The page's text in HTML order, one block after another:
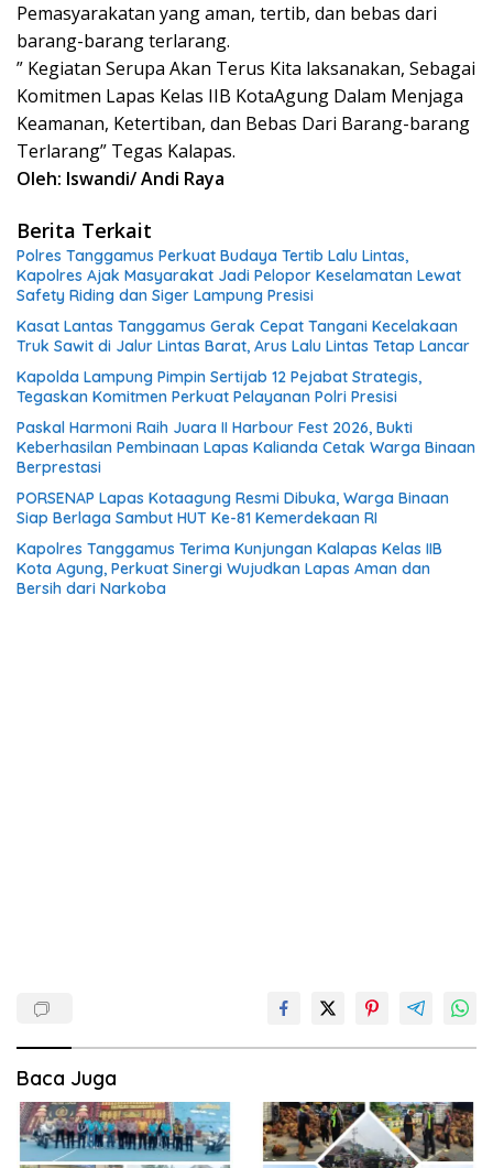
Pemasyarakatan yang aman, tertib, dan bebas dari
barang-barang terlarang.
” Kegiatan Serupa Akan Terus Kita laksanakan, Sebagai
Komitmen Lapas Kelas IIB KotaAgung Dalam Menjaga
Keamanan, Ketertiban, dan Bebas Dari Barang-barang
Terlarang” Tegas Kalapas.
Oleh: Iswandi/ Andi Raya
Berita Terkait
Polres Tanggamus Perkuat Budaya Tertib Lalu Lintas,
Kapolres Ajak Masyarakat Jadi Pelopor Keselamatan Lewat
Safety Riding dan Siger Lampung Presisi
Kasat Lantas Tanggamus Gerak Cepat Tangani Kecelakaan
Truk Sawit di Jalur Lintas Barat, Arus Lalu Lintas Tetap Lancar
Kapolda Lampung Pimpin Sertijab 12 Pejabat Strategis,
Tegaskan Komitmen Perkuat Pelayanan Polri Presisi
Paskal Harmoni Raih Juara II Harbour Fest 2026, Bukti
Keberhasilan Pembinaan Lapas Kalianda Cetak Warga Binaan
Berprestasi
PORSENAP Lapas Kotaagung Resmi Dibuka, Warga Binaan
Siap Berlaga Sambut HUT Ke-81 Kemerdekaan RI
Kapolres Tanggamus Terima Kunjungan Kalapas Kelas IIB
Kota Agung, Perkuat Sinergi Wujudkan Lapas Aman dan
Bersih dari Narkoba
Baca Juga